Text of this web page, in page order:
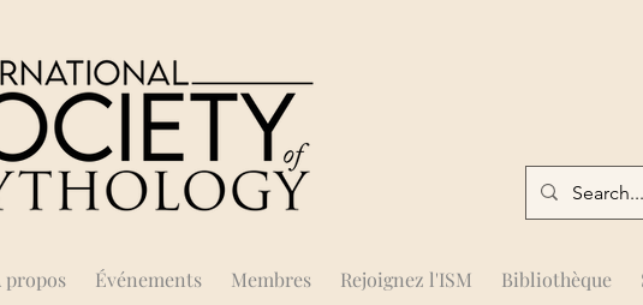
propos Événements Membres Rejoignez l'ISM Bibliothèque